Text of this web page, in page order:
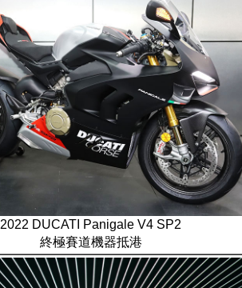
2022 DUCATI Panigale V4 SP2
終極賽道機器抵港